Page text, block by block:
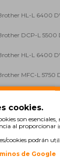
HL-L 6400
DCP-L 5500
HL-L 6400
MFC-L 5750
MFC-L 6950
cookies.
son
al proporcionar
cookies podrán
de Google